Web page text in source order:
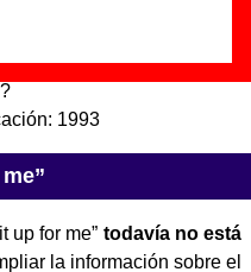
Munster Records-
1993
up for me” todavía no está
la información sobre el